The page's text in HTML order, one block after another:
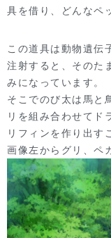
具を借り、どんなペ
この道具は動物遺伝
注射すると、そのた
みになっています。
そこでのび太は馬と
リを組み合わせてド
リフィンを作り出す
画像左からグリ、ペ